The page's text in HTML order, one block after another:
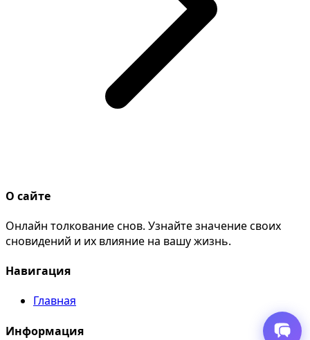
О сайте
Онлайн толкование снов. Узнайте значение своих
сновидений и их влияние на вашу жизнь.
Навигация
Главная
Информация